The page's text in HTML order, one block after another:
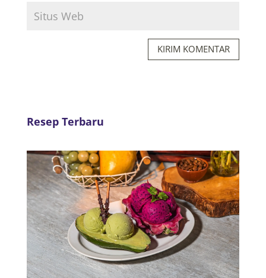
KIRIM KOMENTAR
Resep Terbaru